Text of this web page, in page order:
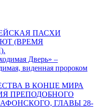
ПАСХИ
(ВРЕМЯ
Дверь» –
виденная пророком
В КОНЦЕ МИРА
ПРЕПОДОБНОГО
ГЛАВЫ 28-